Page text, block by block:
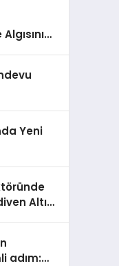
Yeni
Altı
adım: